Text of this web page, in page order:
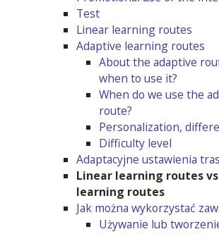
Test
Linear learning routes
Adaptive learning routes
About the adaptive
when to use it?
When do we use the
route?
Personalization,
Difficulty level
Adaptacyjne ustawienia
Linear learning routes
learning routes
Jak można wykorzystać
Używanie lub